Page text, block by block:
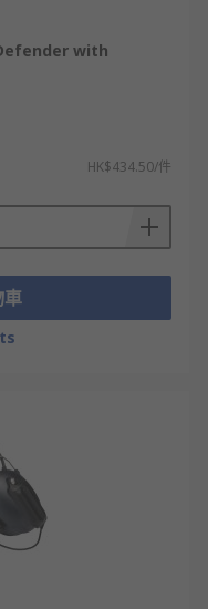
with
HK$434.50/件
車